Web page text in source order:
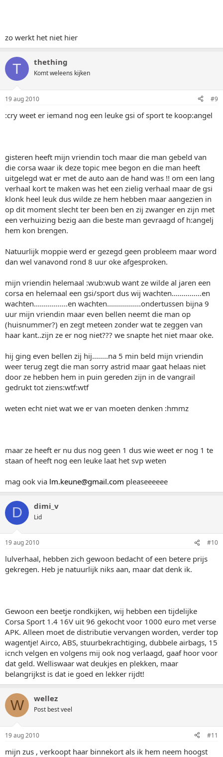
zo werkt het niet hier
T thething
Komt weleens kijken
19 aug 2010 #9
:cry weet er iemand nog een leuke gsi of sport te koop:angel
gisteren heeft mijn vriendin toch maar die man gebeld van
die corsa waar ik deze topic mee begon en die man heeft
uitgelegd wat er met de auto aan de hand was !! om een lang
verhaal kort te maken was het een zielig verhaal maar de gsi
klonk heel leuk dus wilde ze hem hebben maar aangezien in
op dit moment slecht ter been ben en zij zwanger en zijn met
een verhuizing bezig aan die beste man gevraagd of h:angelj
hem kon brengen.
Natuurlijk moppie werd er gezegd geen probleem maar word
dan wel vanavond rond 8 uur oke afgesproken.
mijn vriendin helemaal :wub:wub want ze wilde al jaren een
corsa en helemaal een gsi/sport dus wij wachten...............en
wachten.................en wachten.................ondertussen bijna 9
uur mijn vriendin maar even bellen neemt die man op
(huisnummer?) en zegt meteen zonder wat te zeggen van
haar kant..zijn ze er nog niet??? we snapte het niet maar oke.
hij ging even bellen zij hij........na 5 min beld mijn vriendin
weer terug zegt die man sorry astrid maar gaat helaas niet
door ze hebben hem in puin gereden zijn in de vangrail
gedrukt tot ziens:wtf:wtf
weten echt niet wat we er van moeten denken :hmmz
maar ze heeft er nu dus nog geen 1 dus wie weet er nog 1 te
staan of heeft nog een leuke laat het svp weten
mag ook via lm.keune@gmail.com pleaseeeeee
D dimi_v
Lid
19 aug 2010 #10
lulverhaal, hebben zich gewoon bedacht of een betere prijs
gekregen. Heb je natuurlijk niks aan, maar dat denk ik.
Gewoon een beetje rondkijken, wij hebben een tijdelijke
Corsa Sport 1.4 16V uit 96 gekocht voor 1000 euro met verse
APK. Alleen moet de distributie vervangen worden, verder top
wagentje! Airco, ABS, stuurbekrachtiging, dubbele airbags, 15
icnch velgen en volgens mij ook nog verlaagd, gaaf hoor voor
dat geld. Welliswaar wat deukjes en plekken, maar
belangrijkst is dat ie goed en lekker rijdt!
W wellez
Post best veel
19 aug 2010 #11
mijn zus , verkoopt haar binnekort als ik hem neem hoogst